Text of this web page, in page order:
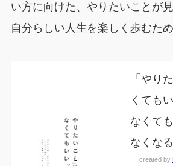
い方に向けた、やりたいことが
自分らしい人生を楽しく歩むため
「やり
くても
なくて
なくな
created by